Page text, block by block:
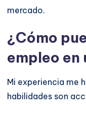
mercado.
¿Cómo
empleo en
Mi experiencia me
habilidades son